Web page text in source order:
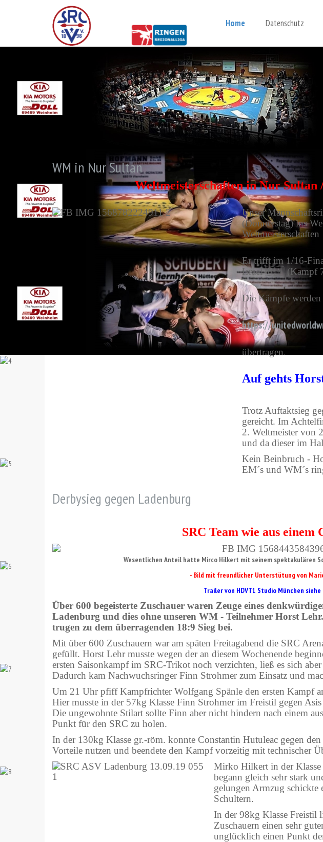
Home Datenschutz
WM in Nur Sultan
Weltmeisterschaften in Nur Sultan
Unser
(Donnerstag) ins
Er trifft im 1/16-
Israel 🇭🇳 (Kampf
Die Kämpfe
https://
übertragen.
Auf gehts
Trotz Auftaktsieg
gereicht. Im
2. Weltmeister von
und da dieser im
Kein Beinbruch -
EM´s und WM´s
Derbysieg gegen Ladenburg
SRC Team wie aus einem
Wesentlichen Anteil hatte Mirco Hilkert mit seinem spektakulären
- Bild mit freundlicher Unterstütung von
Trailer von HDVT1 Studio München siehe
Über 600 begeisterte Zuschauer waren Zeuge eines
Ladenburg und dies ohne unseren WM - Teilnehmer Horst
trugen zu dem überragenden 18:9 Sieg bei.
Mit über 600 Zuschauern war am späten Freitagabend die SRC
gefüllt. Horst Lehr musste wegen der an diesem Wochenende
ersten Saisonkampf im SRC-Trikot noch verzichten, ließ es sich
Dadurch kam Nachwuchsringer Finn Strohmer zum Einsatz und
Um 21 Uhr pfiff Kampfrichter Wolfgang Spänle den ersten Kampf
Hier musste in der 57kg Klasse Finn Strohmer im Freistil gegen Asis
Die ungewohnte Stilart sollte Finn aber nicht hindern nach einem
Punkt für den SRC zu holen.
In der 130kg Klasse gr.-röm. konnte Constantin Hutuleac gegen
Vorteile nutzen und beendete den Kampf vorzeitig mit technischer
Mirko Hilkert in der Klasse
begann gleich sehr stark
gelungen Armzug schickte
Schultern.
In der 98kg Klasse Freistil
Zuschauern einen sehr
unglücklich einen Punkt